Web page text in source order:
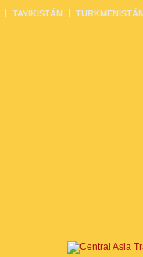
TAYIKISTÁN